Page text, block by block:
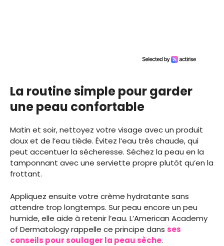
La routine simple pour garder
une peau confortable
Matin et soir, nettoyez votre visage avec un produit
doux et de l’eau tiède. Évitez l’eau très chaude, qui
peut accentuer la sécheresse. Séchez la peau en la
tamponnant avec une serviette propre plutôt qu’en la
frottant.
Appliquez ensuite votre crème hydratante sans
attendre trop longtemps. Sur peau encore un peu
humide, elle aide à retenir l’eau. L’American Academy
of Dermatology rappelle ce principe dans ses
conseils pour soulager la peau sèche.